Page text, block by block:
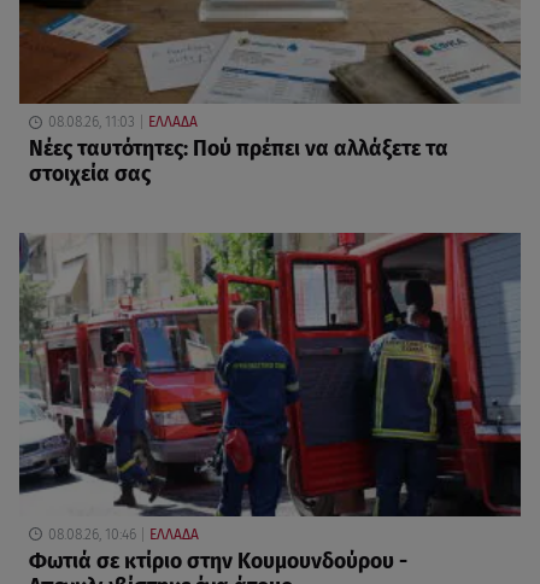
08.08.26, 11:03 ΕΛΛΑΔΑ
Νέες ταυτότητες: Πού πρέπει να αλλάξετε τα
στοιχεία σας
08.08.26, 10:46 ΕΛΛΑΔΑ
Φωτιά σε κτίριο στην Κουμουνδούρου -